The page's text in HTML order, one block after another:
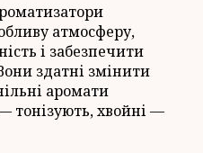
атмосферу,
і забезпечити
здатні змінити
аромати
тонізують, хвойні —